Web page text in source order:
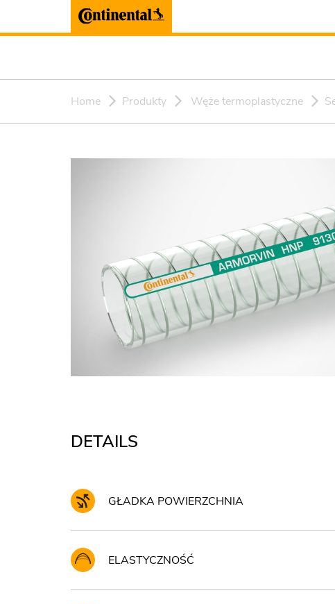
Home Produkty Węże termoplastyczne
DETAILS
GŁADKA POWIERZCHNIA
ELASTYCZNOŚĆ